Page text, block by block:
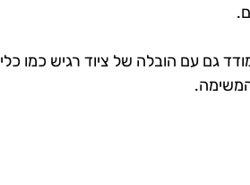
גם עם הובלה של ציוד רגיש כמו כלי